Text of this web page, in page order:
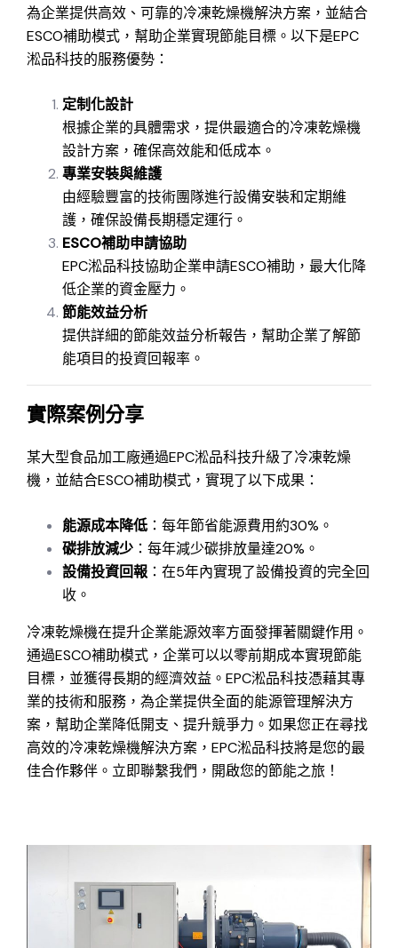
為企業提供高效、可靠的冷凍乾燥機解決方案，並結合
ESCO補助模式，幫助企業實現節能目標。以下是EPC
淞品科技的服務優勢：
定制化設計
根據企業的具體需求，提供最適合的冷凍乾燥機
設計方案，確保高效能和低成本。
專業安裝與維護
由經驗豐富的技術團隊進行設備安裝和定期維
護，確保設備長期穩定運行。
ESCO補助申請協助
EPC淞品科技協助企業申請ESCO補助，最大化降
低企業的資金壓力。
節能效益分析
提供詳細的節能效益分析報告，幫助企業了解節
能項目的投資回報率。
實際案例分享
某大型食品加工廠通過EPC淞品科技升級了冷凍乾燥
機，並結合ESCO補助模式，實現了以下成果：
能源成本降低 ：每年節省能源費用約30%。
碳排放減少 ：每年減少碳排放量達20%。
設備投資回報 ：在5年內實現了設備投資的完全回
收。
冷凍乾燥機在提升企業能源效率方面發揮著關鍵作用。
通過ESCO補助模式，企業可以以零前期成本實現節能
目標，並獲得長期的經濟效益。EPC淞品科技憑藉其專
業的技術和服務，為企業提供全面的能源管理解決方
案，幫助企業降低開支、提升競爭力。如果您正在尋找
高效的冷凍乾燥機解決方案，EPC淞品科技將是您的最
佳合作夥伴。立即聯繫我們，開啟您的節能之旅！